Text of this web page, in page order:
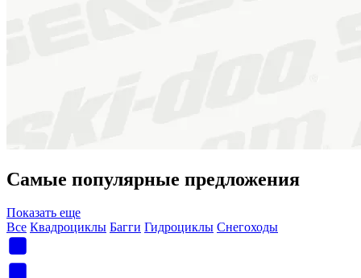
Самые популярные предложения
Показать еще
Все Квадроциклы Багги Гидроциклы Снегоходы